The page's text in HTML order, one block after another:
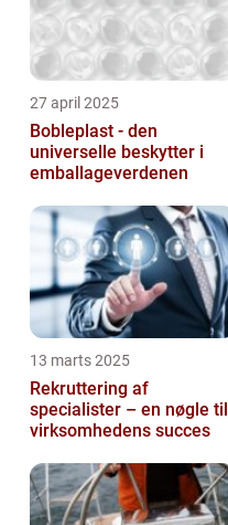
27 april 2025
Bobleplast - den
universelle beskytter i
emballageverdenen
13 marts 2025
Rekruttering af
specialister – en nøgle til
virksomhedens succes